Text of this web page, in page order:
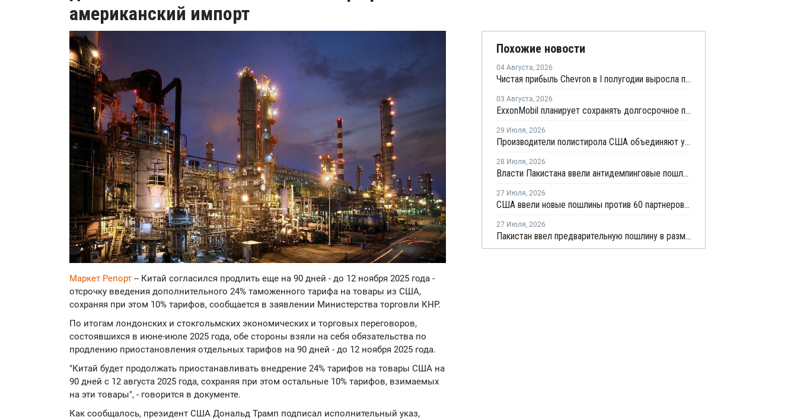
американский импорт
Маркет Репорт -- Китай согласился продлить еще на 90 дней - до 12 ноября 2025 года -
отсрочку введения дополнительного 24% таможенного тарифа на товары из США,
сохраняя при этом 10% тарифов, сообщается в заявлении Министерства торговли КНР.
По итогам лондонских и стокгольмских экономических и торговых переговоров,
состоявшихся в июне-июле 2025 года, обе стороны взяли на себя обязательства по
продлению приостановления отдельных тарифов на 90 дней - до 12 ноября 2025 года.
"Китай будет продолжать приостанавливать внедрение 24% тарифов на товары США на
90 дней с 12 августа 2025 года, сохраняя при этом остальные 10% тарифов, взимаемых
на эти товары", - говорится в документе.
Как сообщалось, президент США Дональд Трамп подписал исполнительный указ,
Похожие новости
04 Августа, 2026
Чистая прибыль Chevron в I полугодии выросла почти в 2,4 раза
03 Августа, 2026
ExxonMobil планирует сохранять долгосрочное присутствие в Казахстане
29 Июля, 2026
Производители полистирола США объединяют усилия для защиты рынка от экологических ограничений
28 Июля, 2026
Власти Пакистана ввели антидемпинговые пошлины на ПВХ из США и Индонезии
27 Июля, 2026
США ввели новые пошлины против 60 партнеров, включая ЕС
27 Июля, 2026
Пакистан ввел предварительную пошлину в размере 37,3% на ПВХ